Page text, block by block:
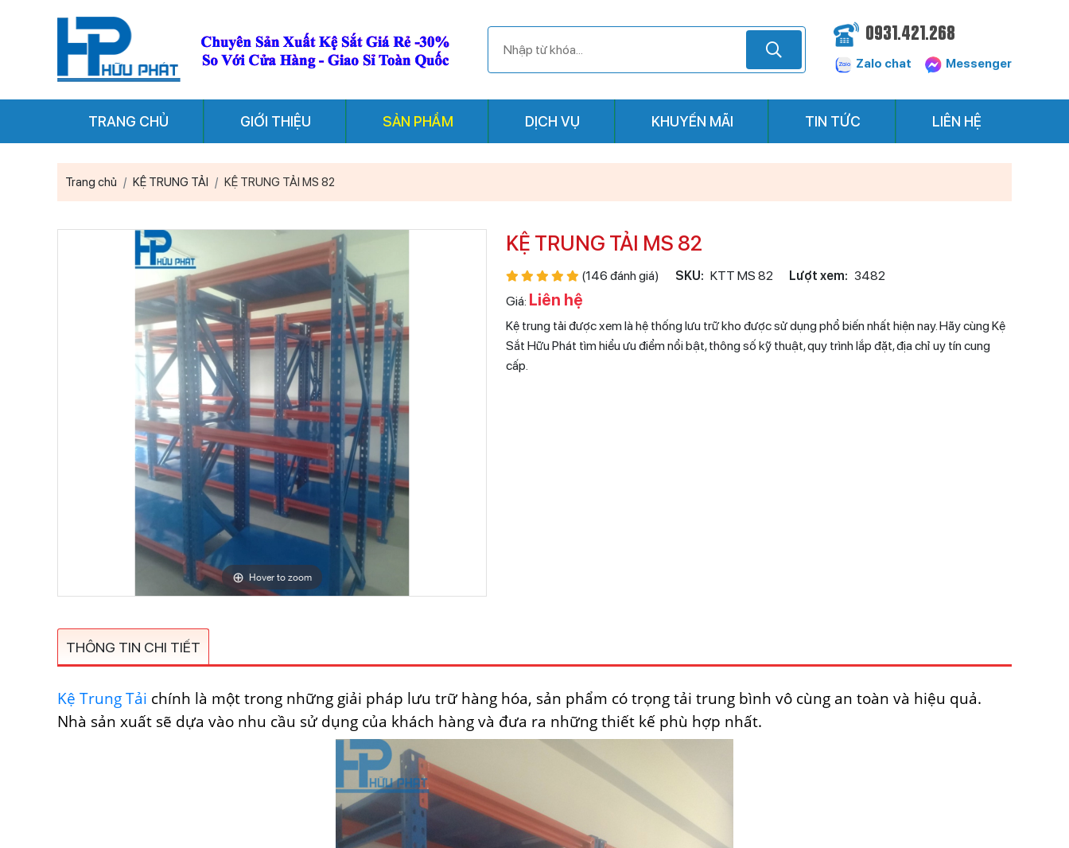
0931.421.268
Zalo chat Messenger
TRANG CHỦ GIỚI THIỆU SẢN PHẨM DỊCH VỤ KHUYẾN MÃI TIN TỨC LIÊN HỆ
Trang chủ KỆ TRUNG TẢI KỆ TRUNG TẢI MS 82
Hover to zoom
KỆ TRUNG TẢI MS 82
(146 đánh giá) SKU: KTT MS 82 Lượt xem: 3482
Giá: Liên hệ
Kệ trung tải được xem là hệ thống lưu trữ kho được sử dụng phổ biến nhất hiện nay. Hãy cùng Kệ
Sắt Hữu Phát tìm hiểu ưu điểm nổi bật, thông số kỹ thuật, quy trình lắp đặt, địa chỉ uy tín cung
cấp.
THÔNG TIN CHI TIẾT
Kệ Trung Tải chính là một trong những giải pháp lưu trữ hàng hóa, sản phẩm có trọng tải trung bình vô cùng an toàn và hiệu quả.
Nhà sản xuất sẽ dựa vào nhu cầu sử dụng của khách hàng và đưa ra những thiết kế phù hợp nhất.